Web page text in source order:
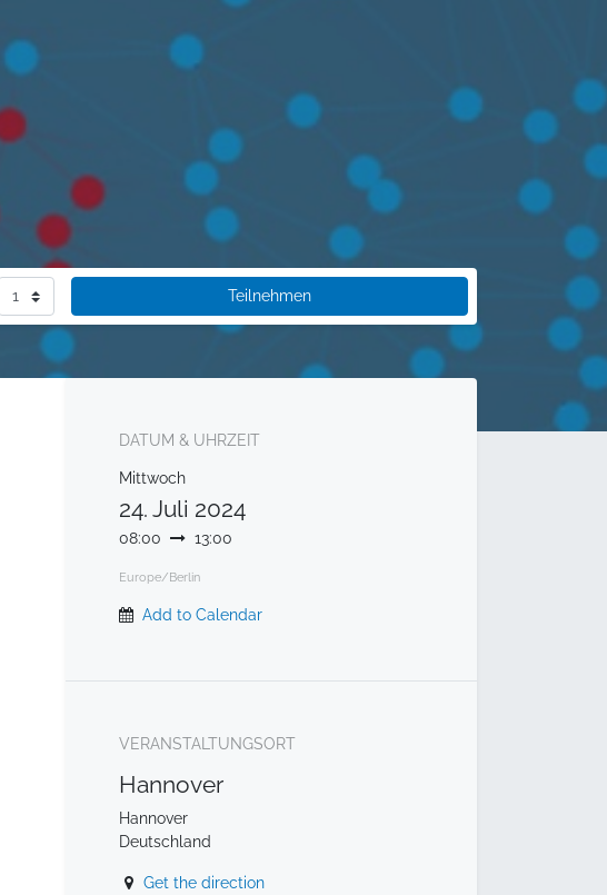
Teilnehmen
DATUM & UHRZEIT
Mittwoch
24. Juli 2024
08:00 13:00
Europe/Berlin
Add to Calendar
VERANSTALTUNGSORT
Hannover
Hannover
Deutschland
Get the direction